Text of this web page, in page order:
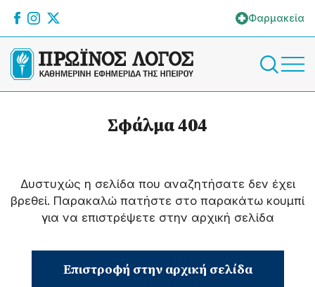
Φαρμακεία
Σφάλμα 404
Δυστυχώς η σελίδα που αναζητήσατε δεν έχει
βρεθεί. Παρακαλώ πατήστε στο παρακάτω κουμπί
για να επιστρέψετε στην αρχική σελίδα
Επιστροφή στην αρχική σελίδα